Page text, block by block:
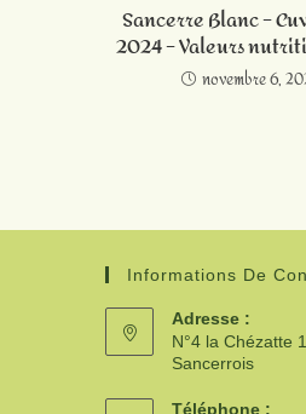
Sancerre Blanc –
2024 – Valeurs
novembre 6,
Informations De
Adresse :
N°4 la Chézatte
Sancerrois
Téléphone :